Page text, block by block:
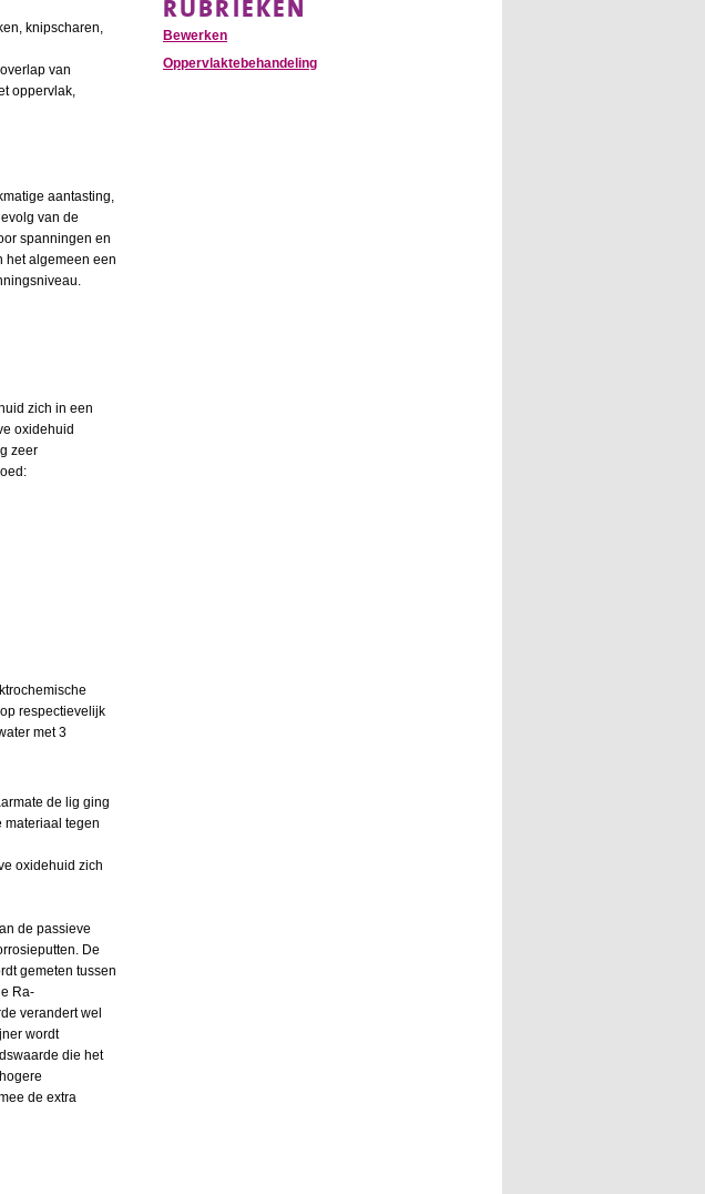
knipscharen,
van
oppervlak,
aantasting,
van de
spanningen en
het algemeen een
zich in een
oxidehuid
zeer
respectievelijk
met 3
de lig ging
materiaal tegen
oxidehuid zich
de passieve
De
gemeten tussen
Ra-
verandert wel
wordt
die het
de extra
RUBRIEKEN
Bewerken
Oppervlaktebehandeling